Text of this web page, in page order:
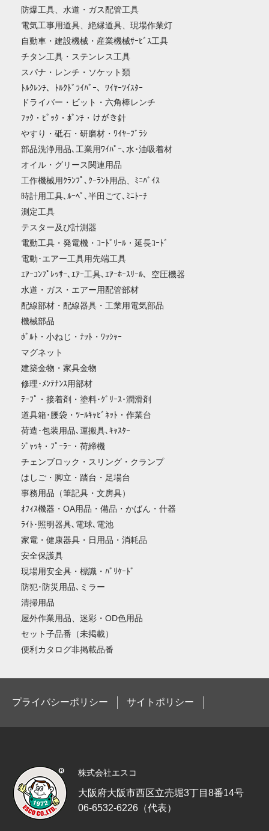
防爆工具、水道・ガス配管工具
電気工事用道具、絶縁道具、現場作業灯
自動車・建設機械・産業機械ｻｰﾋﾞｽ工具
チタン工具・ステンレス工具
スパナ・レンチ・ソケット類
ﾄﾙｸﾚﾝﾁ、ﾄﾙｸﾄﾞﾗｲﾊﾞｰ、ﾜｲﾔｰﾂｲｽﾀｰ
ドライバー・ビット・六角棒レンチ
ﾌｯｸ・ﾋﾟｯｸ・ﾎﾟﾝﾁ・けがき針
やすり・砥石・研磨材・ﾜｲﾔｰﾌﾞﾗｼ
部品洗浄用品､工業用ﾜｲﾊﾟｰ､水･油吸着材
オイル・グリース関連用品
工作機械用ｸﾗﾝﾌﾟ､ｸｰﾗﾝﾄ用品、ﾐﾆﾊﾞｲｽ
時計用工具､ﾙｰﾍﾟ､半田ごて､ﾐﾆﾄｰﾁ
測定工具
テスター及び計測器
電動工具・発電機・ｺｰﾄﾞﾘｰﾙ・延長ｺｰﾄﾞ
電動･エアー工具用先端工具
ｴｱｰｺﾝﾌﾟﾚｯｻｰ､ｴｱｰ工具､ｴｱｰﾎｰｽﾘｰﾙ、空圧機器
水道・ガス・エアー用配管部材
配線部材・配線器具・工業用電気部品
機械部品
ﾎﾞﾙﾄ・小ねじ・ﾅｯﾄ・ﾜｯｼｬｰ
マグネット
建築金物・家具金物
修理･ﾒﾝﾃﾅﾝｽ用部材
ﾃｰﾌﾟ・接着剤・塗料･ｸﾞﾘｰｽ･潤滑剤
道具箱･腰袋・ﾂｰﾙｷｬﾋﾞﾈｯﾄ・作業台
荷造･包装用品､運搬具､ｷｬｽﾀｰ
ｼﾞｬｯｷ・ﾌﾟｰﾗｰ・荷締機
チェンブロック・スリング・クランプ
はしご・脚立・踏台・足場台
事務用品（筆記具・文房具）
ｵﾌｨｽ機器・OA用品・備品・かばん・什器
ﾗｲﾄ･照明器具､電球､電池
家電・健康器具・日用品・消耗品
安全保護具
現場用安全具・標識・ﾊﾞﾘｹｰﾄﾞ
防犯･防災用品､ミラー
清掃用品
屋外作業用品、迷彩・OD色用品
セット子品番（未掲載）
便利カタログ非掲載品番
プライバシーポリシー サイトポリシー
株式会社エスコ
大阪府大阪市西区立売堀3丁目8番14号
06-6532-6226（代表）